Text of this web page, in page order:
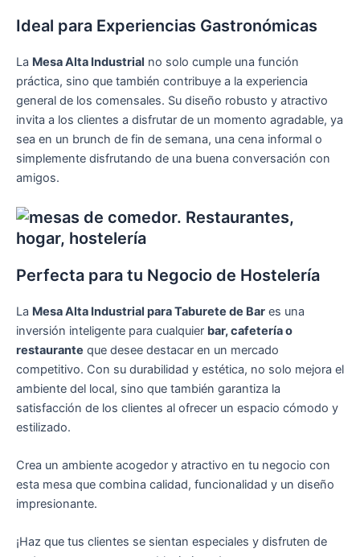
Ideal para Experiencias Gastronómicas
La Mesa Alta Industrial no solo cumple una función
práctica, sino que también contribuye a la experiencia
general de los comensales. Su diseño robusto y atractivo
invita a los clientes a disfrutar de un momento agradable, ya
sea en un brunch de fin de semana, una cena informal o
simplemente disfrutando de una buena conversación con
amigos.
Perfecta para tu Negocio de Hostelería
La Mesa Alta Industrial para Taburete de Bar es una
inversión inteligente para cualquier bar, cafetería o
restaurante que desee destacar en un mercado
competitivo. Con su durabilidad y estética, no solo mejora el
ambiente del local, sino que también garantiza la
satisfacción de los clientes al ofrecer un espacio cómodo y
estilizado.
Crea un ambiente acogedor y atractivo en tu negocio con
esta mesa que combina calidad, funcionalidad y un diseño
impresionante.
¡Haz que tus clientes se sientan especiales y disfruten de